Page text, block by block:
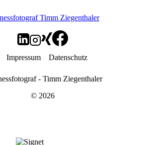
Dresdner
Philharmonie
Businessfotografie
Dresden
Impressum Datenschutz
- Timm Ziegenthaler
© 2026